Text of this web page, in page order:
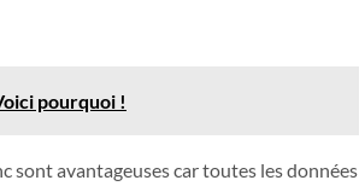
pourquoi !
sont avantageuses car toutes les données